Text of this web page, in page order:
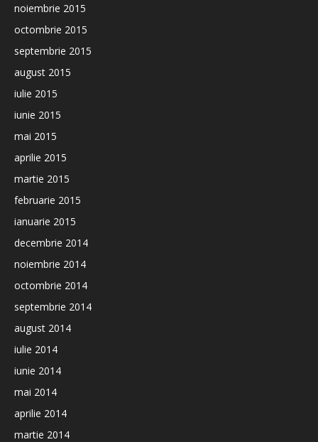
noiembrie 2015
octombrie 2015
septembrie 2015
august 2015
iulie 2015
iunie 2015
mai 2015
aprilie 2015
martie 2015
februarie 2015
ianuarie 2015
decembrie 2014
noiembrie 2014
octombrie 2014
septembrie 2014
august 2014
iulie 2014
iunie 2014
mai 2014
aprilie 2014
martie 2014